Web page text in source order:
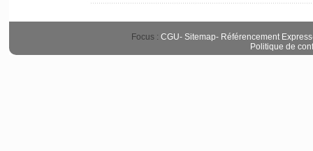
Focus : CGU- Sitemap- Référencement Express
Politique de